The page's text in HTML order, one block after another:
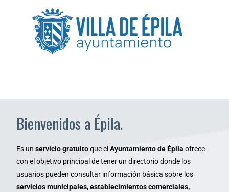
Bienvenidos a Épila.
Es un servicio gratuitoque el Ayuntamiento de Épila ofrece
con el objetivo principal de tener un directorio donde los
usuarios pueden consultar información básica sobre los
servicios municipales, establecimientos comerciales,